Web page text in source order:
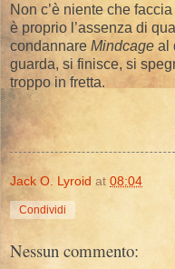
Non c’è niente che
è proprio l’assenza di
condannare Mindcage al
guarda, si finisce, si
troppo in fretta.
Jack O. Lyroid at 08:04
Condividi
Nessun commento: